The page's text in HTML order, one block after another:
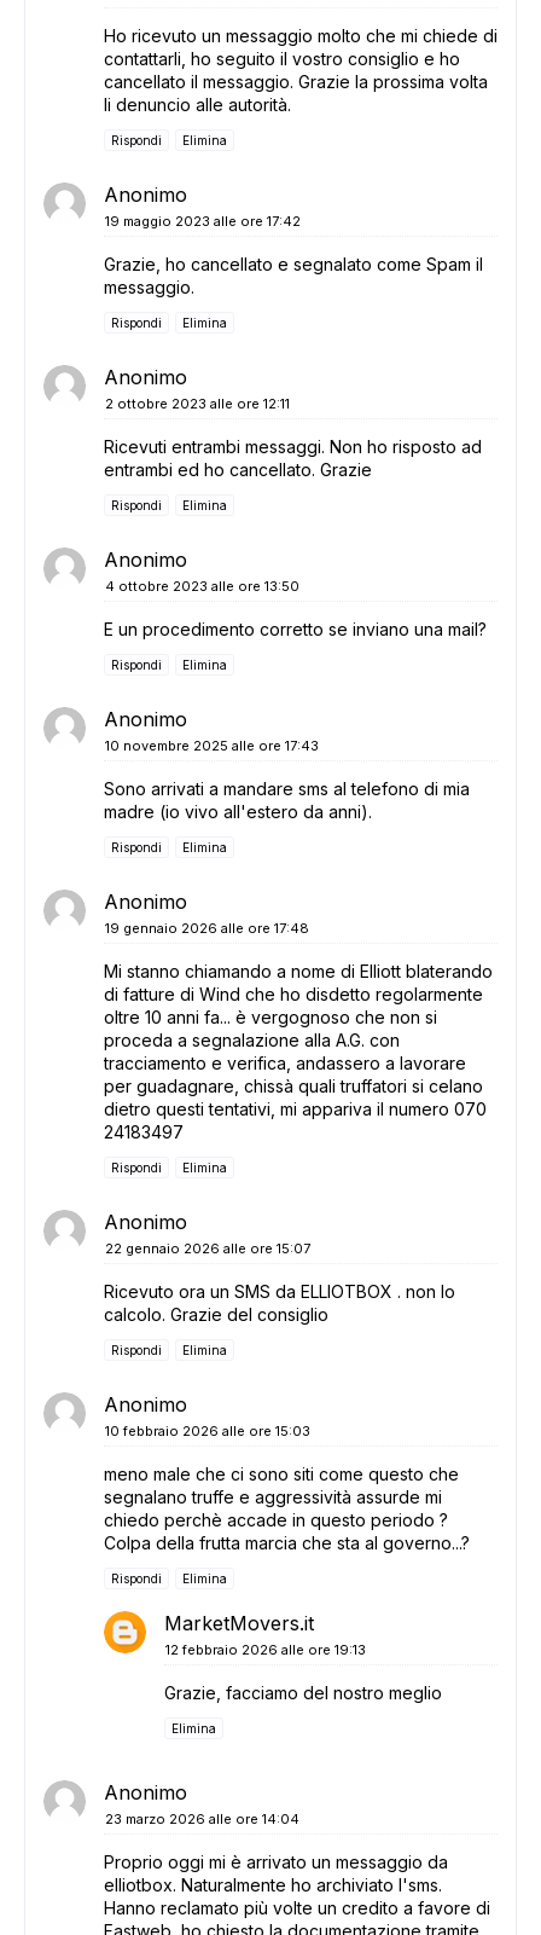
Ho ricevuto un messaggio molto che mi chiede di
contattarli, ho seguito il vostro consiglio e ho
cancellato il messaggio. Grazie la prossima volta
li denuncio alle autorità.
Rispondi Elimina
Anonimo
19 maggio 2023 alle ore 17:42
Grazie, ho cancellato e segnalato come Spam il
messaggio.
Rispondi Elimina
Anonimo
2 ottobre 2023 alle ore 12:11
Ricevuti entrambi messaggi. Non ho risposto ad
entrambi ed ho cancellato. Grazie
Rispondi Elimina
Anonimo
4 ottobre 2023 alle ore 13:50
E un procedimento corretto se inviano una mail?
Rispondi Elimina
Anonimo
10 novembre 2025 alle ore 17:43
Sono arrivati a mandare sms al telefono di mia
madre (io vivo all'estero da anni).
Rispondi Elimina
Anonimo
19 gennaio 2026 alle ore 17:48
Mi stanno chiamando a nome di Elliott blaterando
di fatture di Wind che ho disdetto regolarmente
oltre 10 anni fa... è vergognoso che non si
proceda a segnalazione alla A.G. con
tracciamento e verifica, andassero a lavorare
per guadagnare, chissà quali truffatori si celano
dietro questi tentativi, mi appariva il numero 070
24183497
Rispondi Elimina
Anonimo
22 gennaio 2026 alle ore 15:07
Ricevuto ora un SMS da ELLIOTBOX . non lo
calcolo. Grazie del consiglio
Rispondi Elimina
Anonimo
10 febbraio 2026 alle ore 15:03
meno male che ci sono siti come questo che
segnalano truffe e aggressività assurde mi
chiedo perchè accade in questo periodo ?
Colpa della frutta marcia che sta al governo...?
Rispondi Elimina
MarketMovers.it
12 febbraio 2026 alle ore 19:13
Grazie, facciamo del nostro meglio
Elimina
Anonimo
23 marzo 2026 alle ore 14:04
Proprio oggi mi è arrivato un messaggio da
elliotbox. Naturalmente ho archiviato l'sms.
Hanno reclamato più volte un credito a favore di
Fastweb, ho chiesto la documentazione tramite